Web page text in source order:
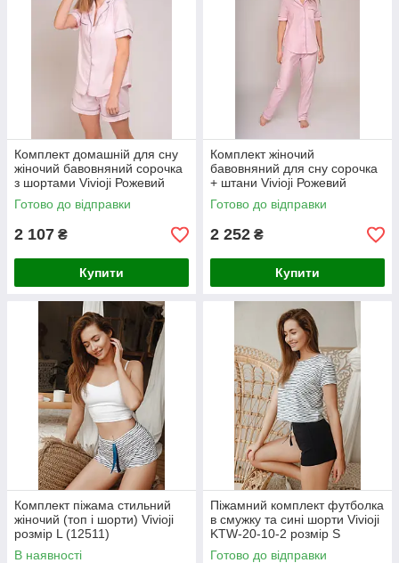
Комплект домашній для сну
жіночий бавовняний сорочка
з шортами Vivioji Рожевий
розмір S (12471)
Готово до відправки
2 107 ₴
Купити
Комплект жіночий
бавовняний для сну сорочка
+ штани Vivioji Рожевий
розмір S (12479)
Готово до відправки
2 252 ₴
Купити
Комплект піжама стильний
жіночий (топ і шорти) Vivioji
розмір L (12511)
В наявності
Піжамний комплект футболка
в смужку та сині шорти Vivioji
KTW-20-10-2 розмір S
(12512)
Готово до відправки